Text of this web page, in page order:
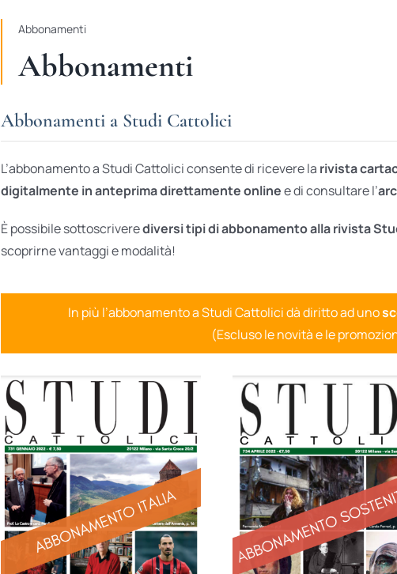
Abbonamenti
Abbonamenti
Abbonamenti a Studi Cattolici
L’abbonamento a Studi Cattolici consente di ricevere la rivista
digitalmente in anteprima direttamente onlinee di consultare l’
È possibile sottoscriverediversi tipi di abbonamento alla rivista
scoprirne vantaggi e modalità!
In più l’abbonamento a Studi Cattolici dà diritto ad uno
(Escluso le novità e le